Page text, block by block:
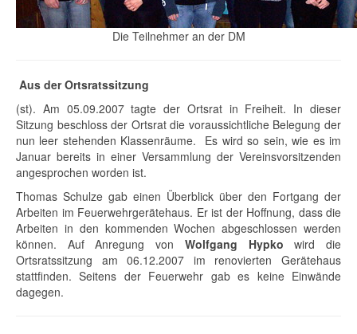
Die Teilnehmer an der DM
Aus der Ortsratssitzung
(st). Am 05.09.2007 tagte der Ortsrat in Freiheit. In dieser
Sitzung beschloss der Ortsrat die voraussichtliche Belegung der
nun leer stehenden Klassenräume. Es wird so sein, wie es im
Januar bereits in einer Versammlung der Vereinsvorsitzenden
angesprochen worden ist.
Thomas Schulze gab einen Überblick über den Fortgang der
Arbeiten im Feuerwehrgerätehaus. Er ist der Hoffnung, dass die
Arbeiten in den kommenden Wochen abgeschlossen werden
können. Auf Anregung von Wolfgang Hypko wird die
Ortsratssitzung am 06.12.2007 im renovierten Gerätehaus
stattfinden. Seitens der Feuerwehr gab es keine Einwände
dagegen.